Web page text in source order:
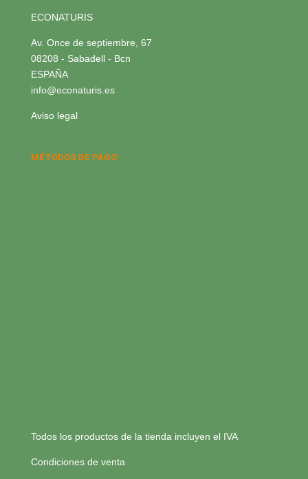
ECONATURIS
Av. Once de septiembre, 67
08208 - Sabadell - Bcn
ESPAÑA
info@econaturis.es
Aviso legal
MÉTODOS DE PAGO:
Todos los productos de la tienda incluyen el IVA
Condiciones de venta